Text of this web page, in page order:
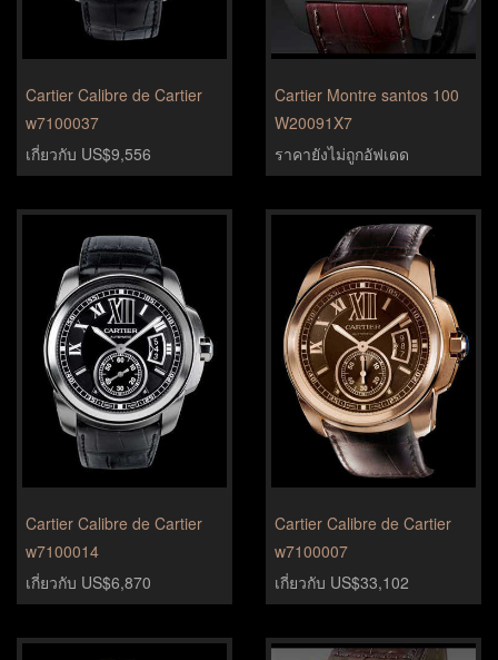
Cartier Calibre de Cartier
w7100037
เกี่ยวกับ US$9,556
Cartier Montre santos 100
W20091X7
ราคายังไม่ถูกอัฟเดด
Cartier Calibre de Cartier
w7100014
เกี่ยวกับ US$6,870
Cartier Calibre de Cartier
w7100007
เกี่ยวกับ US$33,102